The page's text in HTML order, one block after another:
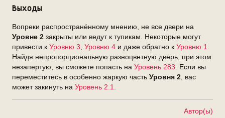
Выходы
Вопреки распространённому мнению, не все двери на
Уровне 2 закрыты или ведут к тупикам. Некоторые могут
привести к Уровню 3 Уровню 4 и даже обратно к Уровню 1
Найдя непропорциональную разноцветную дверь, при этом
незапертую, вы сможете попасть на Уровень 283 . Если вы
переместитесь в особенно жаркую часть Уровня 2 , вас
может закинуть на Уровень 2.1
Автор(ы)